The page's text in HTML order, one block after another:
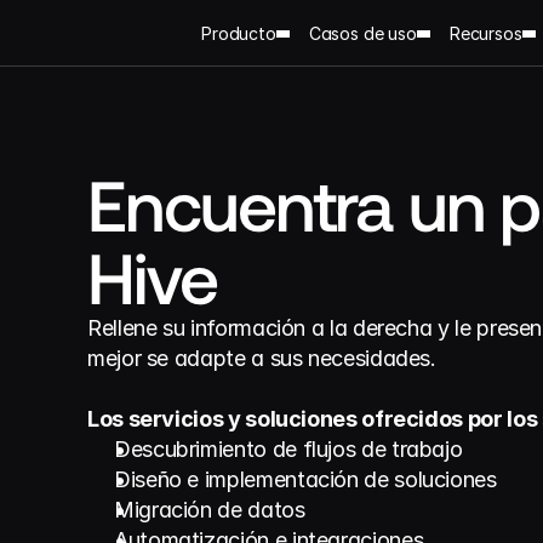
Producto Casos de uso Recursos
Encuentra un
Hive
Rellene su información a la derecha y le
mejor se adapte a sus necesidades.
Los servicios y soluciones ofrecidos por
Descubrimiento de flujos de trabajo
Diseño e implementación de soluciones
Migración de datos